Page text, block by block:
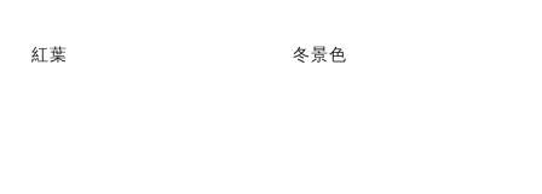
紅葉 冬景色